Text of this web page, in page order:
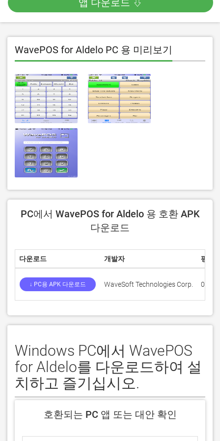
앱 다운로드 ⇩
WavePOS for Aldelo PC 용 미리보기
PC에서 WavePOS for Aldelo 용 호환 APK
다운로드
다운로드 개발자 평점
↓ PC용 APK 다운로드 WaveSoft Technologies Corp. 0
Windows PC에서 WavePOS
for Aldelo를 다운로드하여 설
치하고 즐기십시오.
호환되는 PC 앱 또는 대안 확인